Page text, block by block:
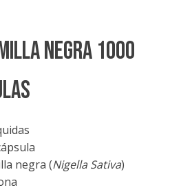
NEGRA 1000
negra (Nigella Sativa)